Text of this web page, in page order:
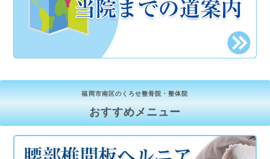
福岡市南区のくろせ整骨院・整体院
おすすめメニュー